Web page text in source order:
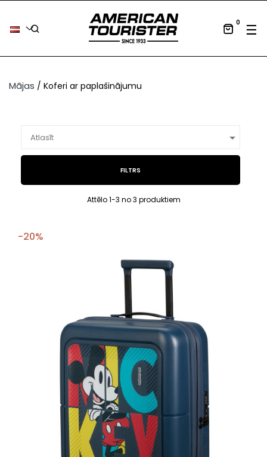
0 ☰
Mājas Koferi ar paplašinājumu
Atlasīt 
FILTRS
Attēlo 1-3 no 3 produktiem
-20%